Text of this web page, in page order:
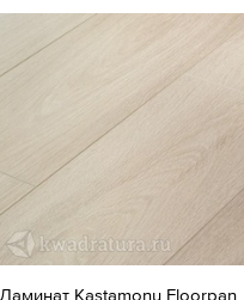
Ламинат Kastamonu Floorpan